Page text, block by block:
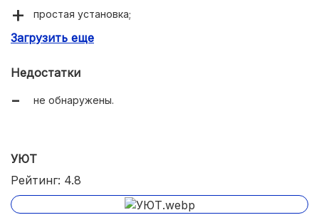
простая установка;
светодиодная подсветка.
Загрузить еще
Недостатки
не обнаружены.
УЮТ
Рейтинг: 4.8